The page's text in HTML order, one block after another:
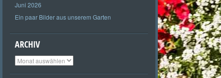
Juni 2026
Ein paar Bilder aus unserem Garten
ARCHIV
Archiv